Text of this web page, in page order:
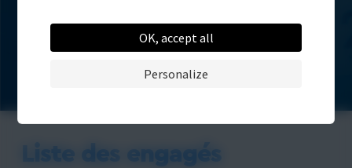
Liste des engagés
OK, accept all
Personalize